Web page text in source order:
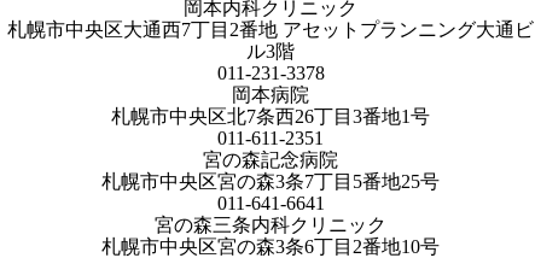
岡本内科クリニック
札幌市中央区大通西7丁目2番地 アセットプランニング大通ビ
ル3階
011-231-3378
岡本病院
札幌市中央区北7条西26丁目3番地1号
011-611-2351
宮の森記念病院
札幌市中央区宮の森3条7丁目5番地25号
011-641-6641
宮の森三条内科クリニック
札幌市中央区宮の森3条6丁目2番地10号